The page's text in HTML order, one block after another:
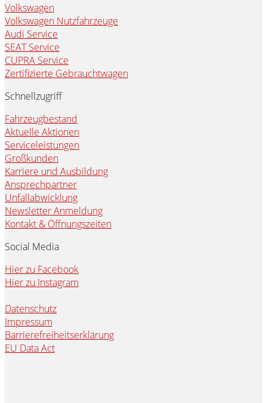
Volkswagen
Volkswagen Nutzfahrzeuge
Audi Service
SEAT Service
CUPRA Service
Zertifizierte Gebrauchtwagen
Schnellzugriff
Fahrzeugbestand
Aktuelle Aktionen
Serviceleistungen
Großkunden
Karriere und Ausbildung
Ansprechpartner
Unfallabwicklung
Newsletter Anmeldung
Kontakt & Öffnungszeiten
Social Media
Hier zu Facebook
Hier zu Instagram
Datenschutz
Impressum
Barrierefreiheitserklärung
EU Data Act